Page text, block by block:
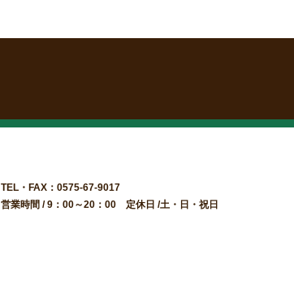
TEL・FAX：0575-67-9017
営業時間 / 9：00～20：00 定休日 /土・日・祝日